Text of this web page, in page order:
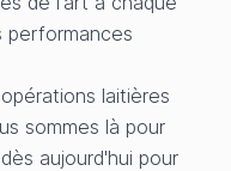
performances
laitières
sommes là pour
dès aujourd'hui pour